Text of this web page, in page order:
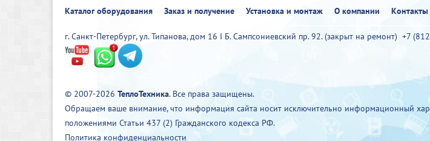
Каталог оборудования Заказ и получение Установка и монтаж О компании Контакты
г. Санкт-Петербург, ул. Типанова, дом 16 I Б. Сампсониевский пр. 92. (закрыт на ремонт) +7
© 2007-2026 ТеплоТехника. Все права защищены.
Обращаем ваше внимание, что информация сайта носит исключительно информационный
положениями Статьи 437 (2) Гражданского кодекса РФ.
Политика конфиденциальности